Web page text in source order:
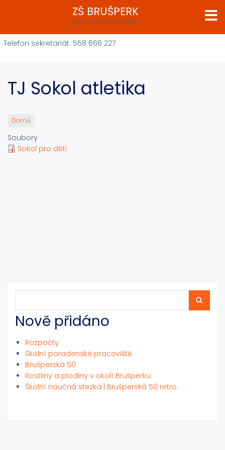
obsahu
ZŠ BRUŠPERK
1950 – 2020 | 70 LET ŠKOLY
Telefon sekretariát: 558 666 227
TJ Sokol atletika
Domů
Soubory
Sokol pro děti
Nově přidáno
Rozpočty
Školní poradenské pracoviště
Brušperská 50
Rostliny a plodiny v okolí Brušperku
Školní naučná stezka | Brušperská 50 retro